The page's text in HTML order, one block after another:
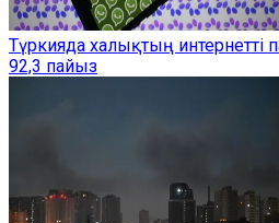
Түркияда халықтың интернетті
92,3 пайыз